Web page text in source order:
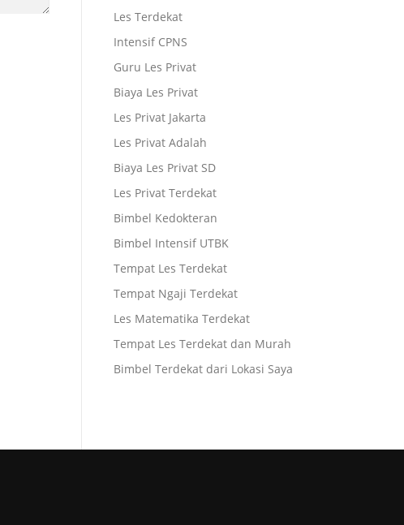
Les Terdekat
Intensif CPNS
Guru Les Privat
Biaya Les Privat
Les Privat Jakarta
Les Privat Adalah
Biaya Les Privat SD
Les Privat Terdekat
Bimbel Kedokteran
Bimbel Intensif UTBK
Tempat Les Terdekat
Tempat Ngaji Terdekat
Les Matematika Terdekat
Tempat Les Terdekat dan Murah
Bimbel Terdekat dari Lokasi Saya